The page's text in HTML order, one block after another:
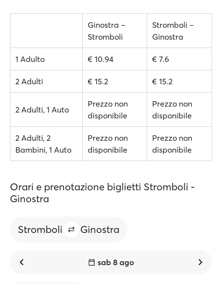
Ginostra –
Stromboli
Stromboli –
Ginostra
1 Adulto € 10.94 € 7.6
2 Adulti € 15.2 € 15.2
2 Adulti, 1 Auto
Prezzo non
disponibile
Prezzo non
disponibile
2 Adulti, 2
Bambini, 1 Auto
Prezzo non
disponibile
Prezzo non
disponibile
Orari e prenotazione biglietti Stromboli -
Ginostra
Stromboli Ginostra
sab 8 ago